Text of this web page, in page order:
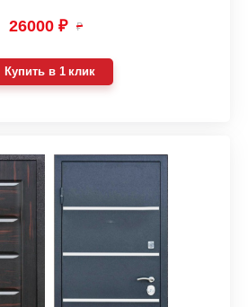
26000 ₽ ₽
Купить в 1 клик